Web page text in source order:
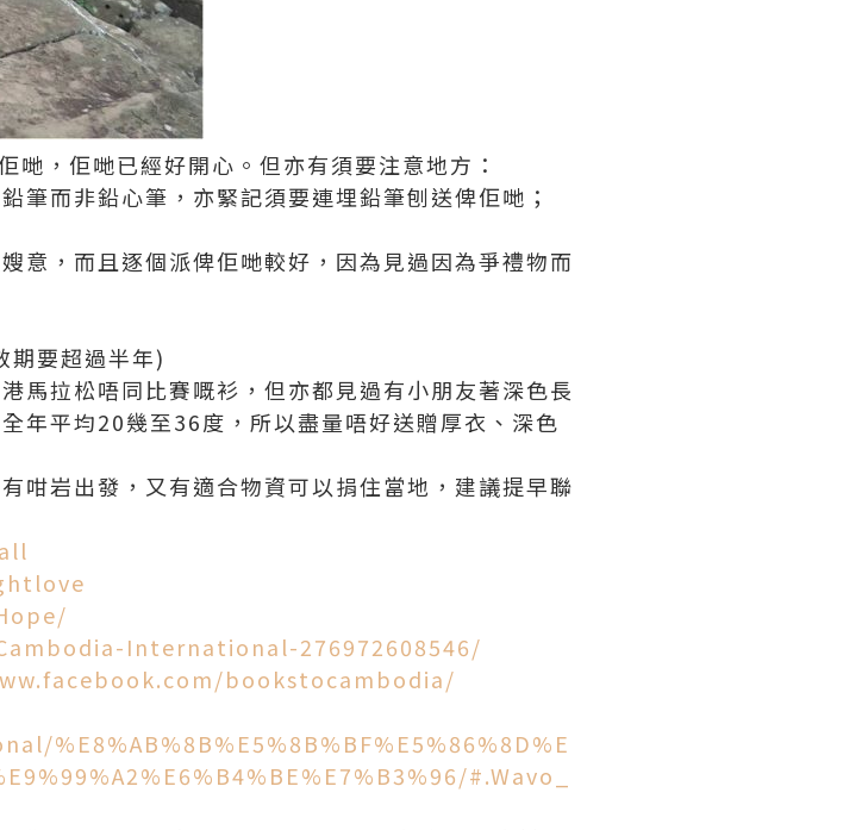
，佢哋已經好開心。但亦有須要注意地方：
筆而非鉛心筆，亦緊記須要連埋鉛筆刨送俾佢哋；
意，而且逐個派俾佢哋較好，因為見過因為爭禮物而
期要超過半年)
馬拉松唔同比賽嘅衫，但亦都見過有小朋友著深色長
年平均20幾至36度，所以盡量唔好送贈厚衣、深色
咁岩出發，又有適合物資可以捐住當地，建議提早聯
International-276972608546/
bookstocambodia/
%E8%AB%8B%E5%8B%BF%E5%86%8D%E
#.Wavo_